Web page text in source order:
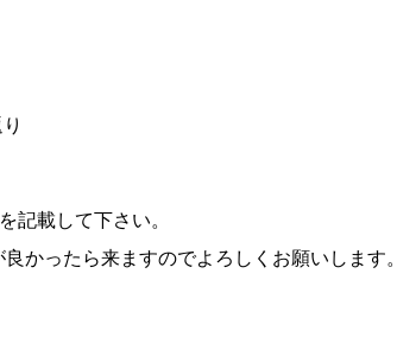
記載して下さい。
かったら来ますのでよろしくお願いします。